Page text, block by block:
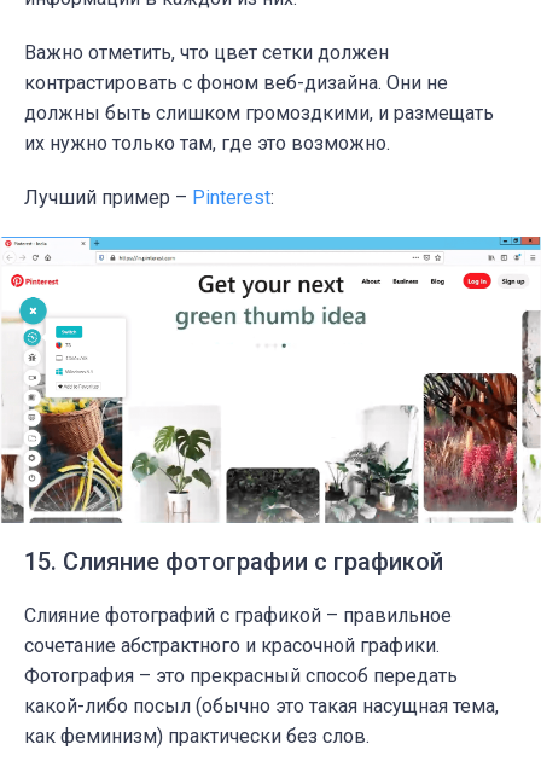
Важно отметить, что цвет сетки должен
контрастировать с фоном веб-дизайна. Они не
должны быть слишком громоздкими, и размещать
их нужно только там, где это возможно.
Лучший пример – Pinterest:
15. Слияние фотографии с графикой
Слияние фотографий с графикой – правильное
сочетание абстрактного и красочной графики.
Фотография – это прекрасный способ передать
какой-либо посыл (обычно это такая насущная тема,
как феминизм) практически без слов.